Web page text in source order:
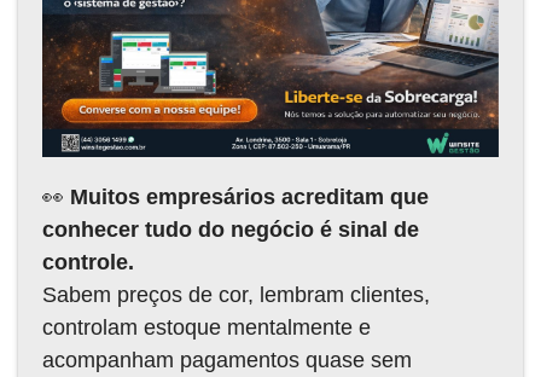
👀 Muitos empresários acreditam que
conhecer tudo do negócio é sinal de
controle.
Sabem preços de cor, lembram clientes,
controlam estoque mentalmente e
acompanham pagamentos quase sem